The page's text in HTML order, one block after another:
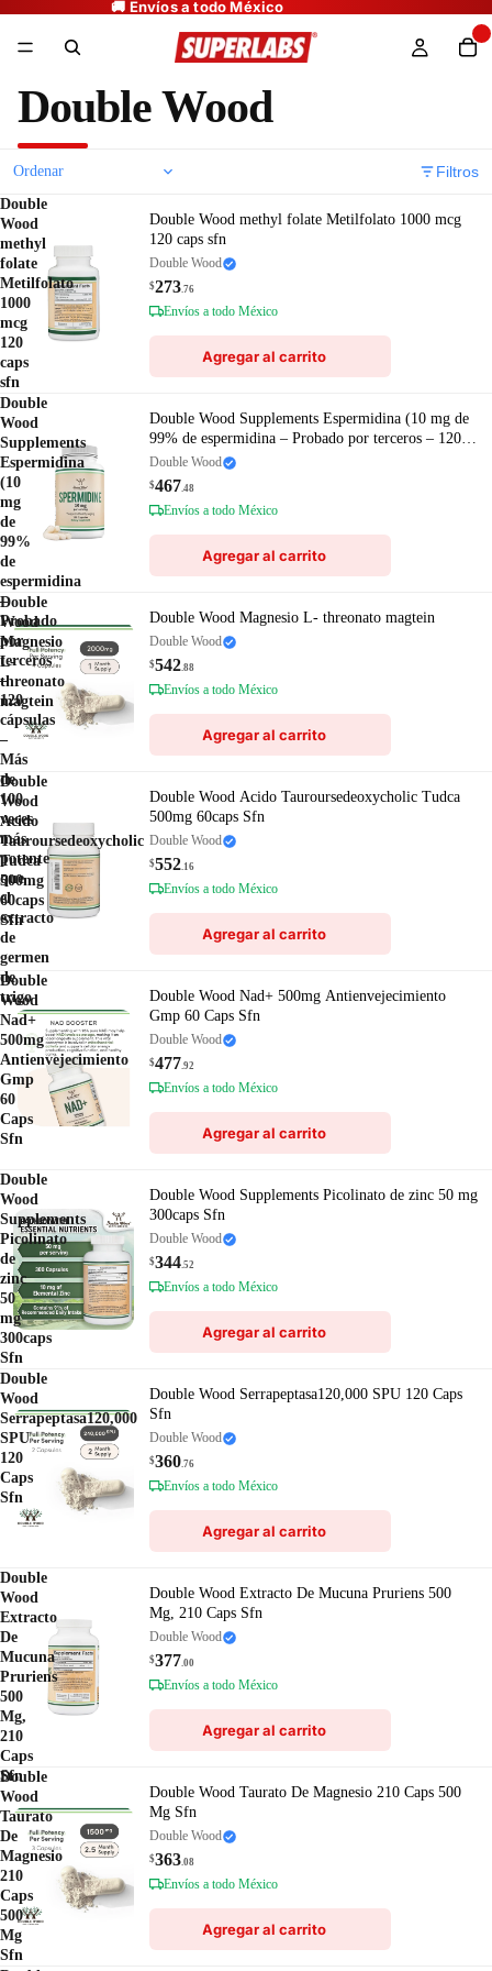
Double Wood
Filtros
Double
Wood
methyl
folate
Metilfolato
1000
mcg
120
caps
sfn
Double Wood methyl folate Metilfolato 1000 mcg
120 caps sfn
Double Wood
$273.76
Envíos a todo México
Agregar al carrito
Double
Wood
Supplements
Espermidina
(10
mg
de
99%
de
espermidina
–
Probado
por
terceros
–
120
cápsulas
–
Más
de
100
veces
más
potente
que
el
extracto
de
germen
de
trigo
Double Wood Supplements Espermidina (10 mg de
99% de espermidina – Probado por terceros – 120
cápsulas – Más de 100 veces más potente que el
extracto de germen de trigo
Double Wood
$467.48
Envíos a todo México
Agregar al carrito
Double
Wood
Magnesio
L-
threonato
magtein
Double Wood Magnesio L- threonato magtein
Double Wood
$542.88
Envíos a todo México
Agregar al carrito
Double
Wood
Acido
Tauroursedeoxycholic
Tudca
500mg
60caps
Sfn
Double Wood Acido Tauroursedeoxycholic Tudca
500mg 60caps Sfn
Double Wood
$552.16
Envíos a todo México
Agregar al carrito
Double
Wood
Nad+
500mg
Antienvejecimiento
Gmp
60
Caps
Sfn
Double Wood Nad+ 500mg Antienvejecimiento
Gmp 60 Caps Sfn
Double Wood
$477.92
Envíos a todo México
Agregar al carrito
Double
Wood
Supplements
Picolinato
de
zinc
50
mg
300caps
Sfn
Double Wood Supplements Picolinato de zinc 50 mg
300caps Sfn
Double Wood
$344.52
Envíos a todo México
Agregar al carrito
Double
Wood
Serrapeptasa120,000
SPU
120
Caps
Sfn
Double Wood Serrapeptasa120,000 SPU 120 Caps
Sfn
Double Wood
$360.76
Envíos a todo México
Agregar al carrito
Double
Wood
Extracto
De
Mucuna
Pruriens
500
Mg,
210
Caps
Sfn
Double Wood Extracto De Mucuna Pruriens 500
Mg, 210 Caps Sfn
Double Wood
$377.00
Envíos a todo México
Agregar al carrito
Double
Wood
Taurato
De
Magnesio
210
Caps
500
Mg
Sfn
Double Wood Taurato De Magnesio 210 Caps 500
Mg Sfn
Double Wood
$363.08
Envíos a todo México
Agregar al carrito